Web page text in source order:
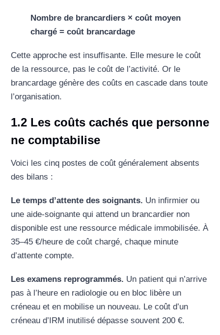
Nombre de brancardiers × coût moyen
chargé = coût brancardage
Cette approche est insuffisante. Elle mesure le coût
de la ressource, pas le coût de l’activité. Or le
brancardage génère des coûts en cascade dans toute
l’organisation.
1.2 Les coûts cachés que personne
ne comptabilise
Voici les cinq postes de coût généralement absents
des bilans :
Le temps d’attente des soignants. Un infirmier ou
une aide-soignante qui attend un brancardier non
disponible est une ressource médicale immobilisée. À
35–45 €/heure de coût chargé, chaque minute
d’attente compte.
Les examens reprogrammés. Un patient qui n’arrive
pas à l’heure en radiologie ou en bloc libère un
créneau et en mobilise un nouveau. Le coût d’un
créneau d’IRM inutilisé dépasse souvent 200 €.